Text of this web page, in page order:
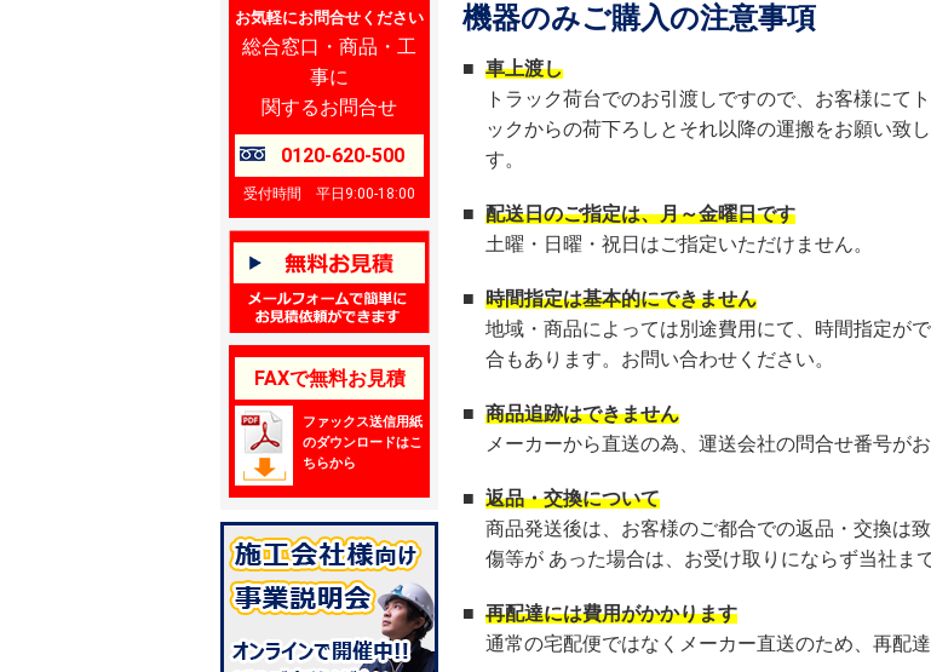
お気軽にお問合せください
総合窓口・商品・工
事に
関するお問合せ
0120-620-500
受付時間 平日9:00-18:00
FAXで無料お見積
ファックス送信用紙
のダウンロードはこ
ちらから
機器のみご購入の注意事項
■ 車上渡し
トラック荷台でのお引渡しですので、お客様にて
ックからの荷下ろしとそれ以降の運搬をお願い致し
す。
■ 配送日のご指定は、月～金曜日です
土曜・日曜・祝日はご指定いただけません。
■ 時間指定は基本的にできません
地域・商品によっては別途費用にて、時間指定が
合もあります。お問い合わせください。
■ 商品追跡はできません
メーカーから直送の為、運送会社の問合せ番号がお
■ 返品・交換について
商品発送後は、お客様のご都合での返品・交換は
傷等が あった場合は、お受け取りにならず当社ま
■ 再配達には費用がかかります
通常の宅配便ではなくメーカー直送のため、再配